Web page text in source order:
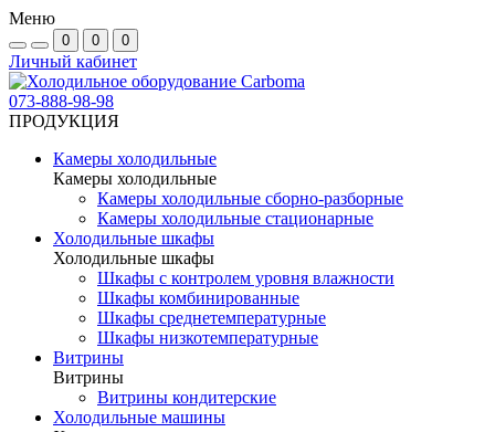
Меню
0 0 0
Личный кабинет
073-888-98-98
ПРОДУКЦИЯ
Камеры холодильные
Камеры холодильные
Камеры холодильные сборно-разборные
Камеры холодильные стационарные
Холодильные шкафы
Холодильные шкафы
Шкафы с контролем уровня влажности
Шкафы комбинированные
Шкафы среднетемпературные
Шкафы низкотемпературные
Витрины
Витрины
Витрины кондитерские
Холодильные машины